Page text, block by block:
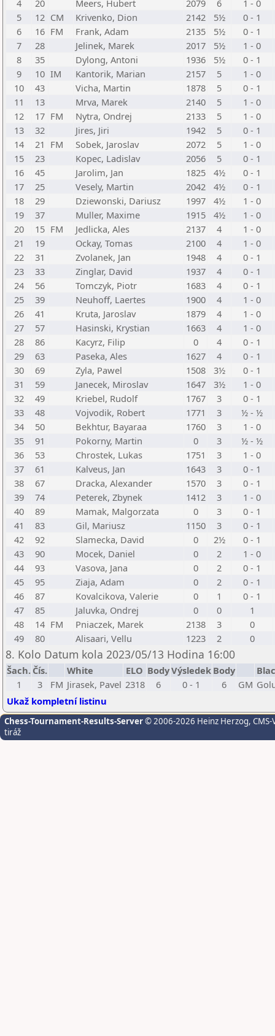
4 20 Meers, Hubert 2079 6
1 - 0
5
12 CM Krivenko, Dion 2142 5½
0 - 1
6
16 FM Frank, Adam 2135 5½
0 - 1
7
28 Jelinek, Marek 2017 5½
1 - 0
8
35 Dylong, Antoni 1936 5½
0 - 1
9
10 IM Kantorik, Marian 2157 5
1 - 0
10
43 Vicha, Martin 1878 5
0 - 1
11
13 Mrva, Marek 2140 5
1 - 0
12
17 FM Nytra, Ondrej 2133 5
1 - 0
13
32 Jires, Jiri 1942 5
0 - 1
14
21 FM Sobek, Jaroslav 2072 5
1 - 0
15
23 Kopec, Ladislav 2056 5
0 - 1
16
45 Jarolim, Jan 1825 4½
0 - 1
17
25 Vesely, Martin 2042 4½
0 - 1
18
29 Dziewonski, Dariusz 1997 4½
1 - 0
19
37 Muller, Maxime 1915 4½
1 - 0
20
15 FM Jedlicka, Ales 2137 4
1 - 0
21
19 Ockay, Tomas 2100 4
1 - 0
22
31 Zvolanek, Jan 1948 4
0 - 1
23
33 Zinglar, David 1937 4
0 - 1
24
56 Tomczyk, Piotr 1683 4
0 - 1
25
39 Neuhoff, Laertes 1900 4
1 - 0
26
41 Kruta, Jaroslav 1879 4
1 - 0
27
57 Hasinski, Krystian 1663 4
1 - 0
28
86 Kacyrz, Filip 0 4
0 - 1
29
63 Paseka, Ales 1627 4
0 - 1
30
69 Zyla, Pawel 1508 3½
0 - 1
31
59 Janecek, Miroslav 1647 3½
1 - 0
32
49 Kriebel, Rudolf 1767 3
0 - 1
33
48 Vojvodik, Robert 1771 3
½ - ½
34
50 Bekhtur, Bayaraa 1760 3
1 - 0
35
91 Pokorny, Martin 0 3
½ - ½
36
53 Chrostek, Lukas 1751 3
1 - 0
37
61 Kalveus, Jan 1643 3
0 - 1
38
67 Dracka, Alexander 1570 3
0 - 1
39
74 Peterek, Zbynek 1412 3
1 - 0
40
89 Mamak, Malgorzata 0 3
0 - 1
41
83 Gil, Mariusz 1150 3
0 - 1
42
92 Slamecka, David 0 2½
0 - 1
43
90 Mocek, Daniel 0 2
1 - 0
44
93 Vasova, Jana 0 2
0 - 1
45
95 Ziaja, Adam 0 2
0 - 1
46
87 Kovalcikova, Valerie 0 1
0 - 1
47
85 Jaluvka, Ondrej 0 0
1
48
14 FM Pniaczek, Marek 2138 3
0
49
80 Alisaari, Vellu 1223 2 0
8. Kolo Datum kola 2023/05/13 Hodina 16:00
Šach. Čís. White ELO BodyVýsledek Body
1
3 FM Jirasek, Pavel 2318 6 0 - 1 6 GM
Ukaž kompletní listinu
Chess-Tournament-Results-Server© 2006-2026 Heinz Herzog,
tiráž